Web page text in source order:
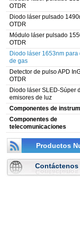
OTDR
Diodo láser pulsado
OTDR
Módulo láser pulsado
OTDR
Diodo láser 1653nm para
de gas
Detector de pulso APD
OTDR
Diodo láser SLED-Súper
emisores de luz
Componentes de
Componentes de
telecomunicaciones
Productos
Contáctenos